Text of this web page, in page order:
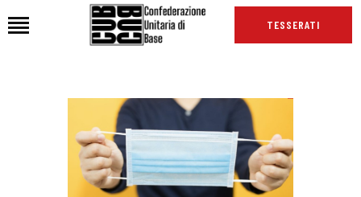
TESSERATI
CHI SIAMO
SEDI
NEWS